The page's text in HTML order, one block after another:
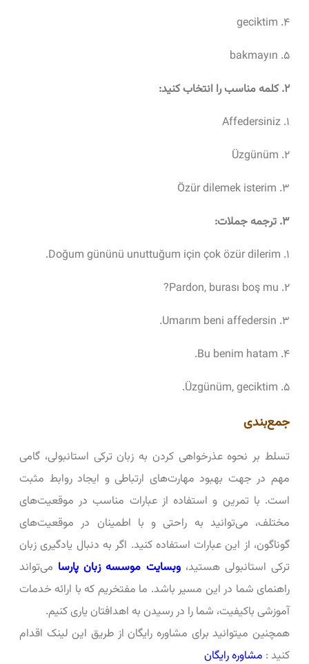
۴. geciktim
۵. bakmayın
۲. کلمه مناسب را انتخاب کنید:
۱. Affedersiniz
۲. Üzgünüm
۳. Özür dilemek isterim
۳. ترجمه جملات:
۱. Doğum gününü unuttuğum için çok özür dilerim.
۲. Pardon, burası boş mu?
۳. Umarım beni affedersin.
۴. Bu benim hatam.
۵. Üzgünüm, geciktim.
جمع‌بندی
تسلط بر نحوه عذرخواهی کردن به زبان ترکی استانبولی، گامی
مهم در جهت بهبود مهارت‌های ارتباطی و ایجاد روابط مثبت
است. با تمرین و استفاده از عبارات مناسب در موقعیت‌های
مختلف، می‌توانید به راحتی و با اطمینان در موقعیت‌های
گوناگون، از این عبارات استفاده کنید. اگر به دنبال یادگیری زبان
ترکی استانبولی هستید،وبسایت موسسه زبان پارسا می‌تواند
راهنمای شما در این مسیر باشد. ما مفتخریم که با ارائه خدمات
آموزشی باکیفیت، شما را در رسیدن به اهدافتان یاری کنیم.
همچنین میتوانید برای مشاوره رایگان از طریق این لینک اقدام
کنید : مشاوره رایگان